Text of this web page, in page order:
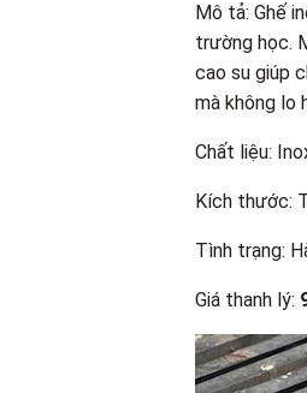
Mô tả: Ghế
trường học.
cao su giúp
mà không lo
Chất liệu:
Kích thước:
Tình trạng:
Giá thanh lý: